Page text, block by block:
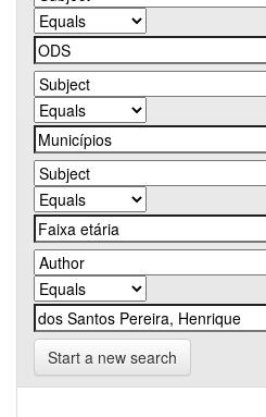
Start a new search